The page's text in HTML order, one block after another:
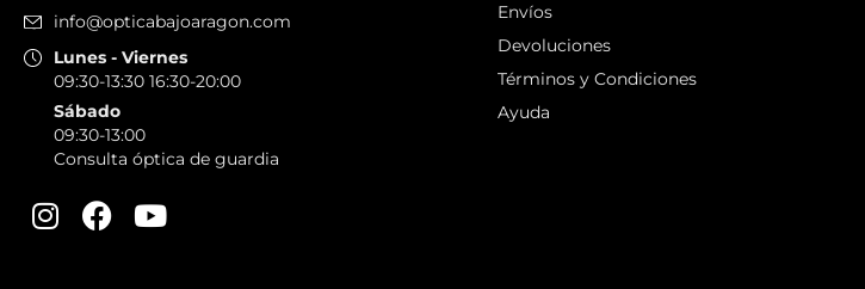
info@opticabajoaragon.com
Lunes - Viernes
09:30-13:30 16:30-20:00
Sábado
09:30-13:00
Consulta óptica de guardia
Envíos
Devoluciones
Términos y Condiciones
Ayuda